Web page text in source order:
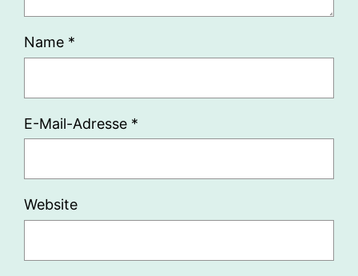
Name *
E-Mail-Adresse *
Website